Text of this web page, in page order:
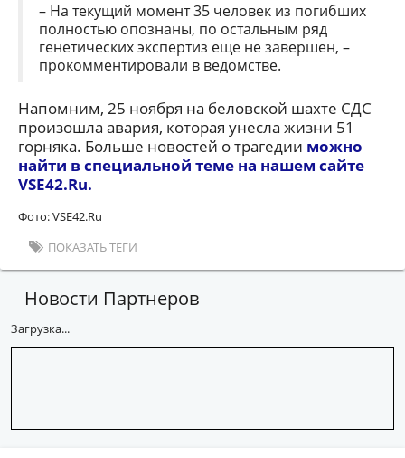
– На текущий момент 35 человек из погибших
полностью опознаны, по остальным ряд
генетических экспертиз еще не завершен, –
прокомментировали в ведомстве.
Напомним, 25 ноября на беловской шахте СДС
произошла авария, которая унесла жизни 51
горняка. Больше новостей о трагедии можно
найти в специальной теме на нашем сайте
VSE42.Ru.
Фото: VSE42.Ru
ПОКАЗАТЬ ТЕГИ
Новости Партнеров
Загрузка...